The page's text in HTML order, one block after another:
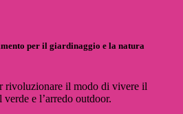
per il giardinaggio e la natura
rivoluzionare il modo di vivere il
e l’arredo outdoor.